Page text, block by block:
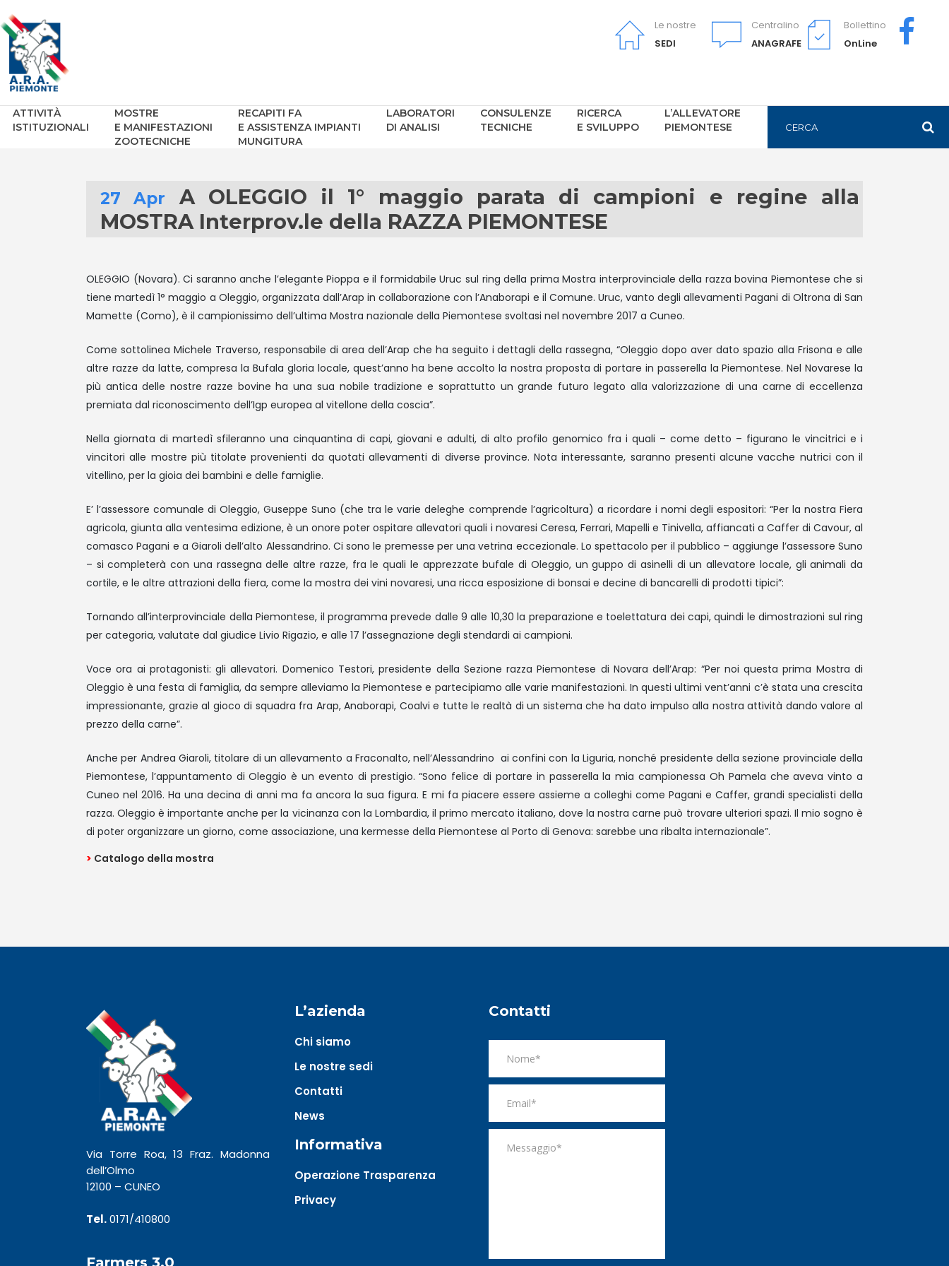
Le nostre
SEDI
Centralino
ANAGRAFE
Bollettino
OnLine
ATTIVITÀ
ISTITUZIONALI
MOSTRE
E MANIFESTAZIONI
ZOOTECNICHE
RECAPITI FA
E ASSISTENZA IMPIANTI
MUNGITURA
LABORATORI
DI ANALISI
CONSULENZE
TECNICHE
RICERCA
E SVILUPPO
L’ALLEVATORE
PIEMONTESE
27 Apr
A OLEGGIO il 1° maggio parata di campioni e regine alla
MOSTRA Interprov.le della RAZZA PIEMONTESE
OLEGGIO (Novara). Ci saranno anche l’elegante Pioppa e il formidabile Uruc sul ring della prima Mostra interprovinciale della razza bovina Piemontese che si
tiene martedì 1° maggio a Oleggio, organizzata dall’Arap in collaborazione con l’Anaborapi e il Comune. Uruc, vanto degli allevamenti Pagani di Oltrona di San
Mamette (Como), è il campionissimo dell’ultima Mostra nazionale della Piemontese svoltasi nel novembre 2017 a Cuneo.
Come sottolinea Michele Traverso, responsabile di area dell’Arap che ha seguito i dettagli della rassegna, “Oleggio dopo aver dato spazio alla Frisona e alle
altre razze da latte, compresa la Bufala gloria locale, quest’anno ha bene accolto la nostra proposta di portare in passerella la Piemontese. Nel Novarese la
più antica delle nostre razze bovine ha una sua nobile tradizione e soprattutto un grande futuro legato alla valorizzazione di una carne di eccellenza
premiata dal riconoscimento dell’Igp europea al vitellone della coscia”.
Nella giornata di martedì sfileranno una cinquantina di capi, giovani e adulti, di alto profilo genomico fra i quali – come detto – figurano le vincitrici e i
vincitori alle mostre più titolate provenienti da quotati allevamenti di diverse province. Nota interessante, saranno presenti alcune vacche nutrici con il
vitellino, per la gioia dei bambini e delle famiglie.
E’ l’assessore comunale di Oleggio, Guseppe Suno (che tra le varie deleghe comprende l’agricoltura) a ricordare i nomi degli espositori: “Per la nostra Fiera
agricola, giunta alla ventesima edizione, è un onore poter ospitare allevatori quali i novaresi Ceresa, Ferrari, Mapelli e Tinivella, affiancati a Caffer di Cavour, al
comasco Pagani e a Giaroli dell’alto Alessandrino. Ci sono le premesse per una vetrina eccezionale. Lo spettacolo per il pubblico – aggiunge l’assessore Suno
– si completerà con una rassegna delle altre razze, fra le quali le apprezzate bufale di Oleggio, un guppo di asinelli di un allevatore locale, gli animali da
cortile, e le altre attrazioni della fiera, come la mostra dei vini novaresi, una ricca esposizione di bonsai e decine di bancarelli di prodotti tipici”:
Tornando all’interprovinciale della Piemontese, il programma prevede dalle 9 alle 10,30 la preparazione e toelettatura dei capi, quindi le dimostrazioni sul ring
per categoria, valutate dal giudice Livio Rigazio, e alle 17 l’assegnazione degli stendardi ai campioni.
Voce ora ai protagonisti: gli allevatori. Domenico Testori, presidente della Sezione razza Piemontese di Novara dell’Arap: “Per noi questa prima Mostra di
Oleggio è una festa di famiglia, da sempre alleviamo la Piemontese e partecipiamo alle varie manifestazioni. In questi ultimi vent’anni c’è stata una crescita
impressionante, grazie al gioco di squadra fra Arap, Anaborapi, Coalvi e tutte le realtà di un sistema che ha dato impulso alla nostra attività dando valore al
prezzo della carne”.
Anche per Andrea Giaroli, titolare di un allevamento a Fraconalto, nell’Alessandrino ai confini con la Liguria, nonché presidente della sezione provinciale della
Piemontese, l’appuntamento di Oleggio è un evento di prestigio. “Sono felice di portare in passerella la mia campionessa Oh Pamela che aveva vinto a
Cuneo nel 2016. Ha una decina di anni ma fa ancora la sua figura. E mi fa piacere essere assieme a colleghi come Pagani e Caffer, grandi specialisti della
razza. Oleggio è importante anche per la vicinanza con la Lombardia, il primo mercato italiano, dove la nostra carne può trovare ulteriori spazi. Il mio sogno è
di poter organizzare un giorno, come associazione, una kermesse della Piemontese al Porto di Genova: sarebbe una ribalta internazionale”.
> Catalogo della mostra
Via Torre Roa, 13 Fraz. Madonna
dell’Olmo
12100 – CUNEO
Tel.0171/410800
L’azienda
Chi siamo
Le nostre sedi
Contatti
News
Informativa
Operazione Trasparenza
Privacy
Contatti